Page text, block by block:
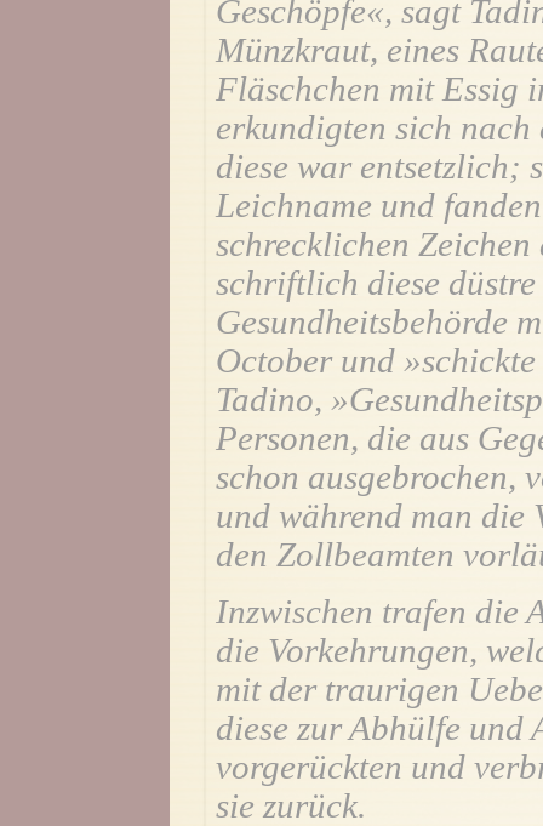
Geschöpfe«, sagt
Münzkraut, eines
Fläschchen mit Essig
erkundigten sich
diese war entsetzlich;
Leichname und
schrecklichen
schriftlich diese
Gesundheitsbehörde
October und
Tadino,
Personen, die aus
schon ausgebrochen,
und während man die
den Zollbeamten
Inzwischen trafen die
die Vorkehrungen,
mit der traurigen
diese zur Abhülfe und
vorgerückten und
sie zurück.